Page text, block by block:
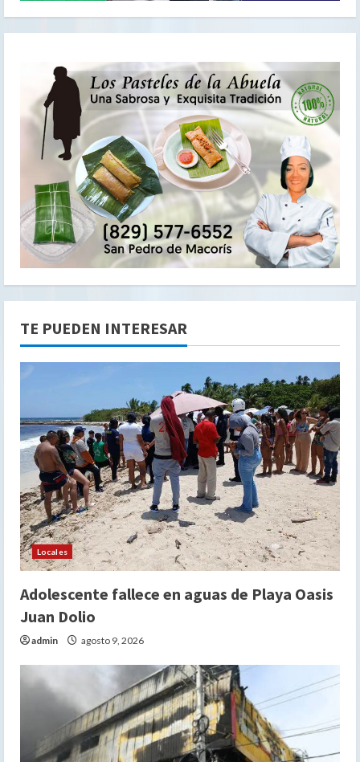
TE PUEDEN INTERESAR
Locales
Adolescente fallece en aguas de Playa Oasis
Juan Dolio
admin agosto 9, 2026